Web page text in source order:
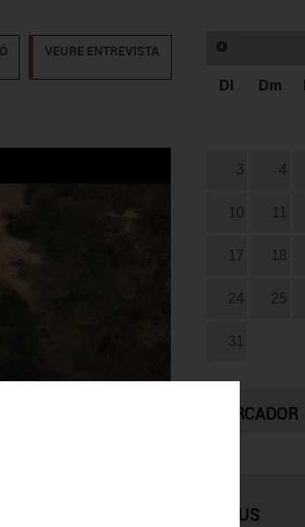
VEURE ENTREVISTA
Dl Dm
3 4
10 11
17 18
24 25
31
CERCADOR
TIPUS